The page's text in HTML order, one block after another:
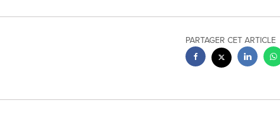
PARTAGER CET ARTICLE